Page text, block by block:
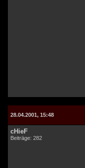
28.04.2001, 15:48
cHieF
Beiträge: 282